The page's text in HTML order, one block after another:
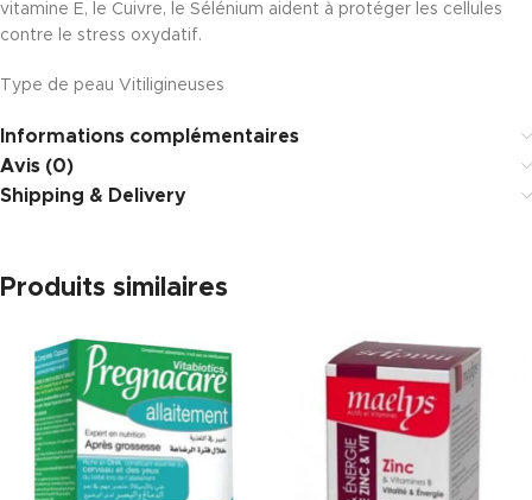
vitamine E, le Cuivre, le Sélénium aident à protéger les cellules
contre le stress oxydatif.
Type de peau Vitiligineuses
Informations complémentaires
Avis (0)
Shipping & Delivery
Produits similaires